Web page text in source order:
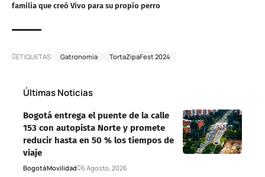
familia que creó Vivo para su propio perro
ETIQUETAS: Gatronomía TortaZipaFest 2024
Últimas Noticias
Bogotá entrega el puente de la calle
153 con autopista Norte y promete
reducir hasta en 50 % los tiempos de
viaje
BogotáMovilidad 6 Agosto, 2026